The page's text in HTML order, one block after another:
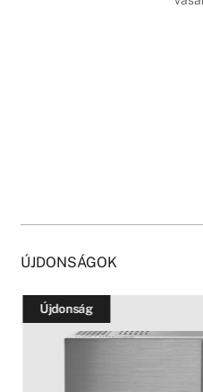
ÚJDONSÁGOK
Újdonság